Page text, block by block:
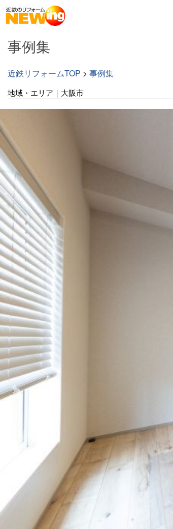
事例集
近鉄リフォームTOP > 事例集
地域・エリア｜大阪市